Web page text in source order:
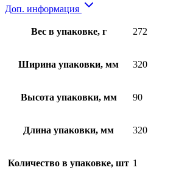
Доп. информация
Вес в упаковке, г 272
Ширина упаковки, мм 320
Высота упаковки, мм 90
Длина упаковки, мм 320
Количество в упаковке, шт 1